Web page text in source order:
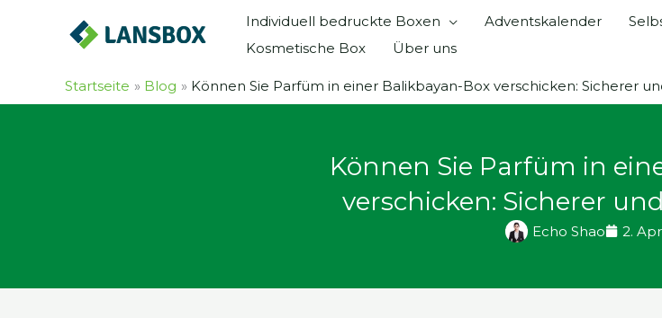
Individuell bedruckte Boxen Adventskalender
Kosmetische Box
Über uns
Startseite Blog Können Sie Parfüm in einer Balikbayan-Box verschicken: Sicherer
Können Sie Parfüm in
verschicken: Sicherer
Echo Shao 2.